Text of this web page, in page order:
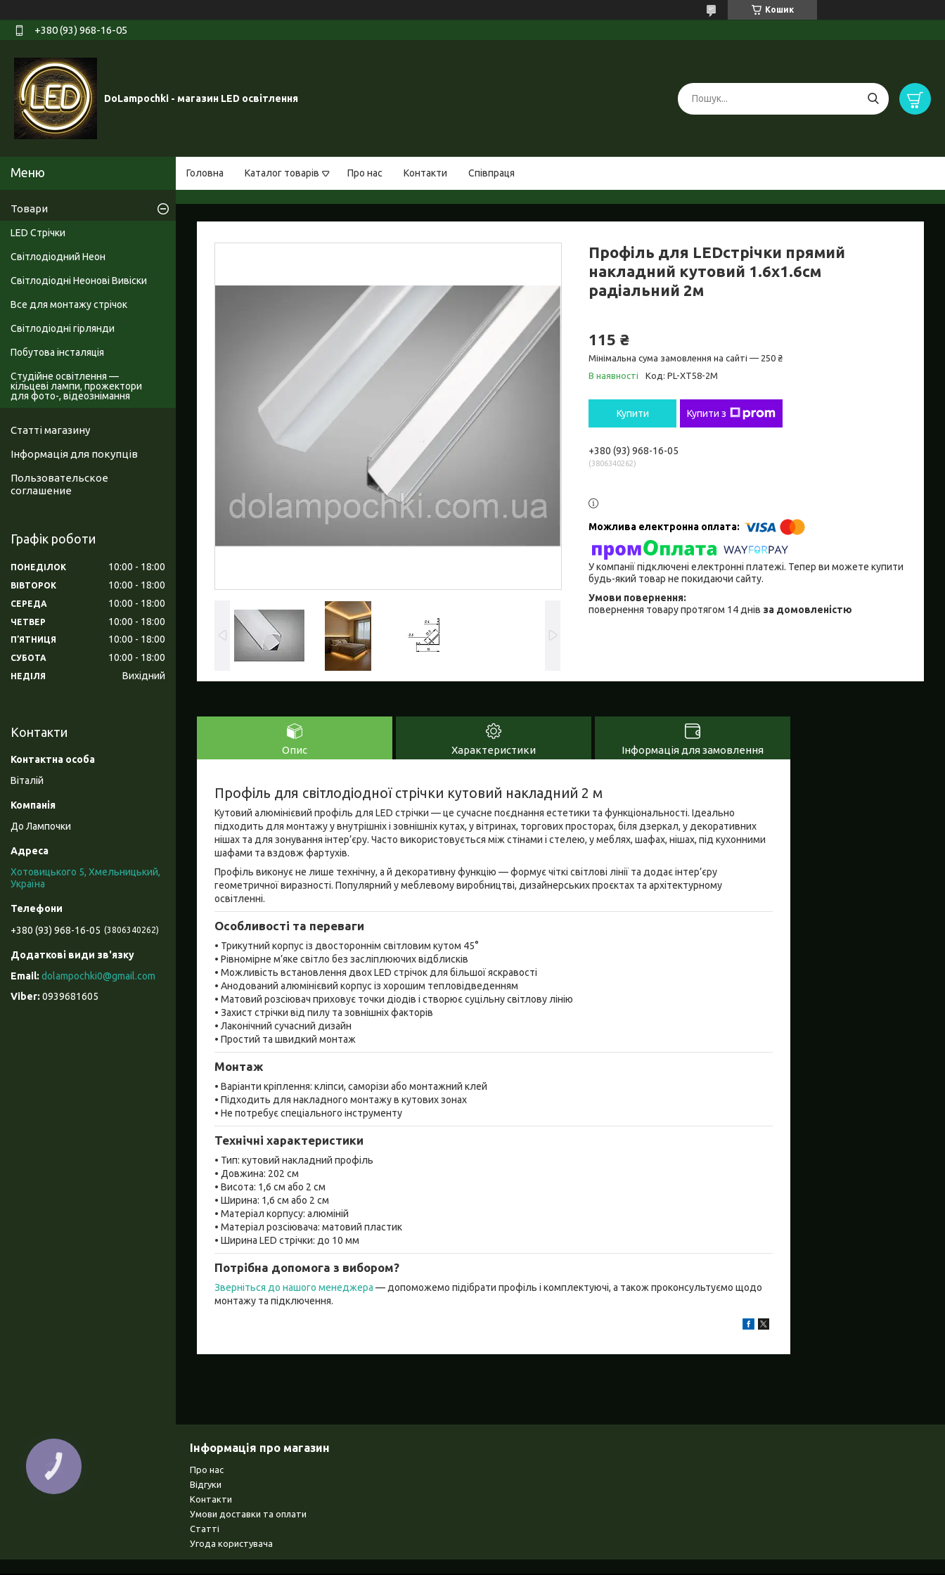
Кошик
+380 (93) 968-16-05
DoLampochki - магазин LED освітлення
Головна Каталог товарів Про нас Контакти Співпраця
Профіль для LEDстрічки прямий
накладний кутовий 1.6х1.6см
радіальний 2м
115 ₴
Мінімальна сума замовлення на сайті — 250 ₴
В наявності
Код: PL-XT58-2M
Купити Купити з
+380 (93) 968-16-05
3806340262
У компанії підключені електронні платежі. Тепер ви можете купити
будь-який товар не покидаючи сайту.
повернення товару протягом 14 днів за домовленістю
Опис Характеристики Інформація для замовлення
Профіль для світлодіодної стрічки кутовий накладний 2 м
Кутовий алюмінієвий профіль для LED стрічки — це сучасне поєднання естетики та функціональності. Ідеально
підходить для монтажу у внутрішніх і зовнішніх кутах, у вітринах, торгових просторах, біля дзеркал, у декоративних
нішах та для зонування інтер’єру. Часто використовується між стінами і стелею, у меблях, шафах, нішах, під кухонними
шафами та вздовж фартухів.
Профіль виконує не лише технічну, а й декоративну функцію — формує чіткі світлові лінії та додає інтер’єру
геометричної виразності. Популярний у меблевому виробництві, дизайнерських проєктах та архітектурному
освітленні.
Особливості та переваги
• Трикутний корпус із двостороннім світловим кутом 45°
• Рівномірне м’яке світло без засліплюючих відблисків
• Можливість встановлення двох LED стрічок для більшої яскравості
• Анодований алюмінієвий корпус із хорошим тепловідведенням
• Матовий розсіювач приховує точки діодів і створює суцільну світлову лінію
• Захист стрічки від пилу та зовнішніх факторів
• Лаконічний сучасний дизайн
• Простий та швидкий монтаж
Монтаж
• Варіанти кріплення: кліпси, саморізи або монтажний клей
• Підходить для накладного монтажу в кутових зонах
• Не потребує спеціального інструменту
Технічні характеристики
• Тип: кутовий накладний профіль
• Довжина: 202 см
• Висота: 1,6 см або 2 см
• Ширина: 1,6 см або 2 см
• Матеріал корпусу: алюміній
• Матеріал розсіювача: матовий пластик
• Ширина LED стрічки: до 10 мм
Потрібна допомога з вибором?
Зверніться до нашого менеджера — допоможемо підібрати профіль і комплектуючі, а також проконсультуємо щодо
монтажу та підключення.
Товари
LED Стрічки
Світлодіодний Неон
Світлодіодні Неонові Вивіски
Все для монтажу стрічок
Світлодіодні гірлянди
Побутова інсталяція
Студійне освітлення —
кільцеві лампи, прожектори
для фото-, відеознімання
Статті магазину
Інформація для покупців
Пользовательское
соглашение
Графік роботи
ПОНЕДІЛОК 10:00 18:00
ВІВТОРОК 10:00 18:00
СЕРЕДА 10:00 18:00
ЧЕТВЕР 10:00 18:00
ПʼЯТНИЦЯ 10:00 18:00
СУБОТА 10:00 18:00
НЕДІЛЯ Вихідний
Контакти
Віталій
До Лампочки
Хотовицького 5, Хмельницький,
Україна
+380 (93) 968-16-05 3806340262
dolampochki0@gmail.com
0939681605
Інформація про магазин
Про нас
Відгуки
Контакти
Умови доставки та оплати
Статті
Угода користувача
КНОПКА
ЗВ'ЯЗКУ